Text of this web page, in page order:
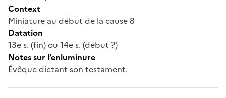
Context
Miniature au début de la cause 8
Datation
13e s. (fin) ou 14e s. (début ?)
Notes sur l’enluminure
Évêque dictant son testament.